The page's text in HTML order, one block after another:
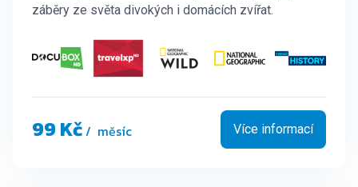
záběry ze světa divokých i domácích zvířat.
99 Kč/ měsíc Více informací